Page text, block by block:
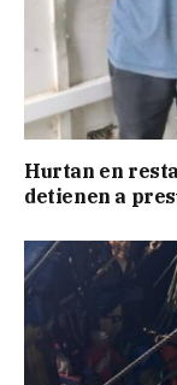
Hurtan en
detienen a